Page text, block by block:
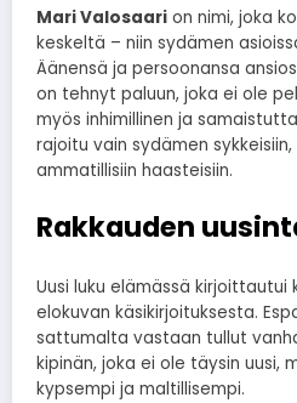
Mari Valosaari on nimi, joka
keskeltä – niin sydämen
Äänensä ja persoonansa
on tehnyt paluun, joka ei ole
myös inhimillinen ja
rajoitu vain sydämen
ammatillisiin haasteisiin.
Rakkauden
Uusi luku elämässä
elokuvan käsikirjoituksesta.
sattumalta vastaan tullut
kipinän, joka ei ole täysin uusi,
kypsempi ja maltillisempi.